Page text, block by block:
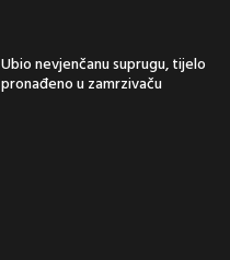
Ubio nevjenčanu suprugu, tijelo
pronađeno u zamrzivaču